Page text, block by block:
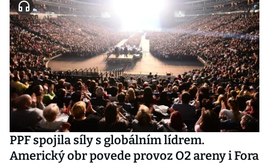
PPF spojila síly s globálním lídrem.
Americký obr povede provoz O2 areny i Fora